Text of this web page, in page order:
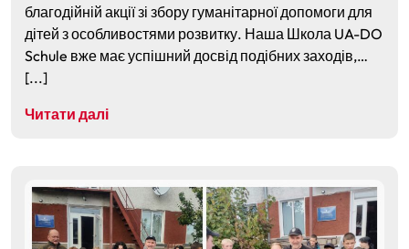
благодійній акції зі збору гуманітарної допомоги для
дітей з особливостями розвитку. Наша Школа UA-DO
Schule вже має успішний досвід подібних заходів,…
[...]
Читати далі